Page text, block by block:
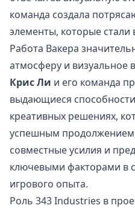
команда создала
элементы, которые
Работа Вакера
атмосферу и визуальное
Крис Ли и его команда
выдающиеся
креативных решениях,
успешным продолжением
совместные усилия и
ключевыми факторами в
игрового опыта.
Роль 343 Industries в